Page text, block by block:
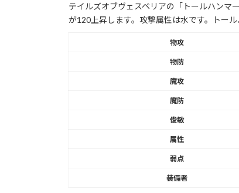
テイルズオブヴェスペリアの「トールハンマ
が120上昇します。攻撃属性は水です。トー
物攻
物防
魔攻
魔防
俊敏
属性
弱点
装備者